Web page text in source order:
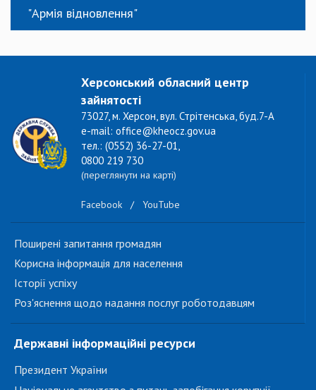
"Армія відновлення"
Херсонський обласний центр
зайнятості
73027, м. Херсон, вул. Стрітенська, буд.7-А
e-mail: office@kheocz.gov.ua
тел.: (0552) 36-27-01,
0800 219 730
(переглянути на карті)
Facebook / YouTube
Поширені запитання громадян
Корисна інформація для населення
Історії успіху
Роз'яснення щодо надання послуг роботодавцям
Державні інформаційні ресурси
Президент України